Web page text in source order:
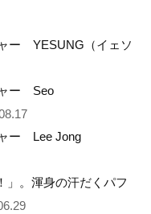
ー YESUNG（イェソ
ャー Seo
ー Lee Jong
」。渾身の汗だくパフ